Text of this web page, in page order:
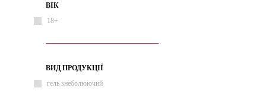
ВІК
18+
ВИД ПРОДУКЦІЇ
гель знеболюючий